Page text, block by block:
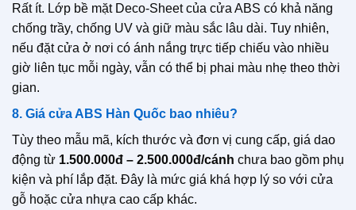
Rất ít. Lớp bề mặt Deco-Sheet của cửa ABS có khả năng
chống trầy, chống UV và giữ màu sắc lâu dài. Tuy nhiên,
nếu đặt cửa ở nơi có ánh nắng trực tiếp chiếu vào nhiều
giờ liên tục mỗi ngày, vẫn có thể bị phai màu nhẹ theo thời
gian.
8. Giá cửa ABS Hàn Quốc bao nhiêu?
Tùy theo mẫu mã, kích thước và đơn vị cung cấp, giá dao
động từ 1.500.000đ – 2.500.000đ/cánh chưa bao gồm phụ
kiện và phí lắp đặt. Đây là mức giá khá hợp lý so với cửa
gỗ hoặc cửa nhựa cao cấp khác.